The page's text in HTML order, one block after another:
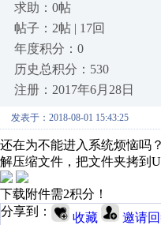
求助：0帖
帖子：2帖 | 17回
年度积分：0
历史总积分：530
注册：2017年6月28日
发表于：2018-08-01 15:43:25
还在为不能进入系统烦恼吗
解压缩文件，把文件夹拷到
下载附件需2积分！
分享到：
收藏 邀请